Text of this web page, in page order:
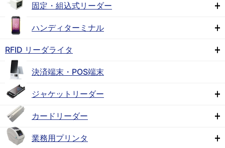
固定・組込式リーダー
ハンディターミナル
RFID リーダライタ
決済端末・POS端末
ジャケットリーダー
カードリーダー
業務用プリンタ